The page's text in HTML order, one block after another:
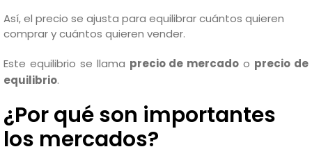
Así, el precio se ajusta para equilibrar cuántos quieren
comprar y cuántos quieren vender.
Este equilibrio se llama precio de mercado o precio de
equilibrio.
¿Por qué son importantes
los mercados?